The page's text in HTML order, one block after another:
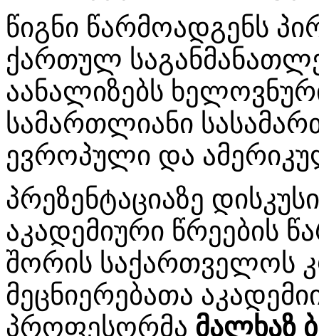
წიგნი წარმოადგენს
ქართულ
აანალიზებს
სამართლიანი
ევროპული და
პრეზენტაციაზე
აკადემიური წრეების
შორის საქართველოს
მეცნიერებათა
პროფესორმა მალხაზ